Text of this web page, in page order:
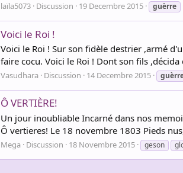
laïla5073 Discussion 19 Decembre 2015 guèrre
Voici le Roi !
Voici le Roi ! Sur son fidèle destrier ,armé
faire cocu. Voici le Roi ! Dont son fils
Vasudhara Discussion 14 Decembre 2015
Ô VERTIÈRE!
Un jour inoubliable Incarné dans nos
Ô vertieres! Le 18 novembre 1803 Pieds
Mega Discussion 18 Novembre 2015 geson